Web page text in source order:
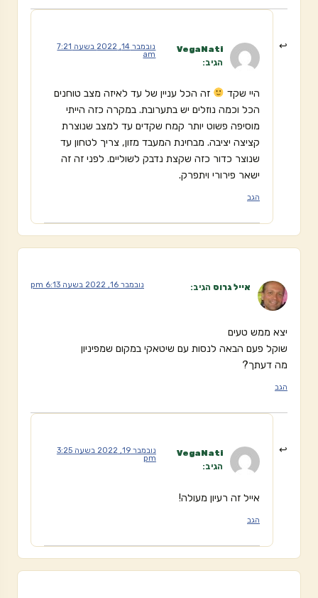
VegaNati
הגיב:
נובמבר 14, 2022 בשעה 7:21
am
היי שקד
זה הכל עניין של עד לאיזה מצב טוחנים
הכל וכמה נוזלים יש בתערובת. במקרה כזה הייתי
מוסיפה פשוט יותר קמח שקדים עד למצב שנוצרת
קציצה יציבה. מבחינת המעבד מזון, צריך לטחון עד
שנוצר כדור כזה שקצת נדבק לשוליים. לפני זה זה
ישאר פירורי ויתפרק.
הגב
אייל גרוס הגיב: נובמבר 16, 2022 בשעה 6:13 pm
יצא ממש טעים
שוקל פעם הבאה לנסות עם שיטאקי במקום שמפיניון
מה דעתך?
הגב
VegaNati
הגיב:
נובמבר 19, 2022 בשעה 3:25
pm
אייל זה רעיון מעולה!
הגב